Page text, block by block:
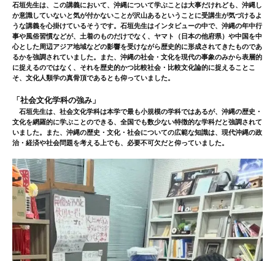
石垣先生は、この講義において、沖縄について学ぶことは大事だけれども、沖縄し
か意識していないと気が付かないことが沢山あるということに受講生が気づけるよ
うな講義を心掛けているそうです。石垣先生はインタビューの中で、沖縄の年中行
事や風俗習慣などが、土着のものだけでなく、ヤマト（日本の他府県）や中国を中
心とした周辺アジア地域などの影響を受けながら歴史的に形成されてきたものであ
るかを強調されていました。また、沖縄の社会・文化を現代の事象のみから表層的
に捉えるのではなく、それを歴史的かつ比較社会・比較文化論的に捉えることこ
そ、文化人類学の真骨頂であるとも仰っていました。
「社会文化学科の強み」
石垣先生は、社会文化学科は本学で最も小規模の学科ではあるが、沖縄の歴史・
文化を網羅的に学ぶことのできる、全国でも数少ない特徴的な学科だと強調されて
いました。また、沖縄の歴史・文化・社会についての広範な知識は、現代沖縄の政
治・経済や社会問題を考える上でも、必要不可欠だと仰っていました。